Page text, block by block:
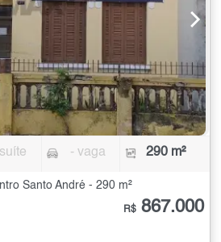
- vaga 290 m²
Santo André - 290 m²
R$ 867.000